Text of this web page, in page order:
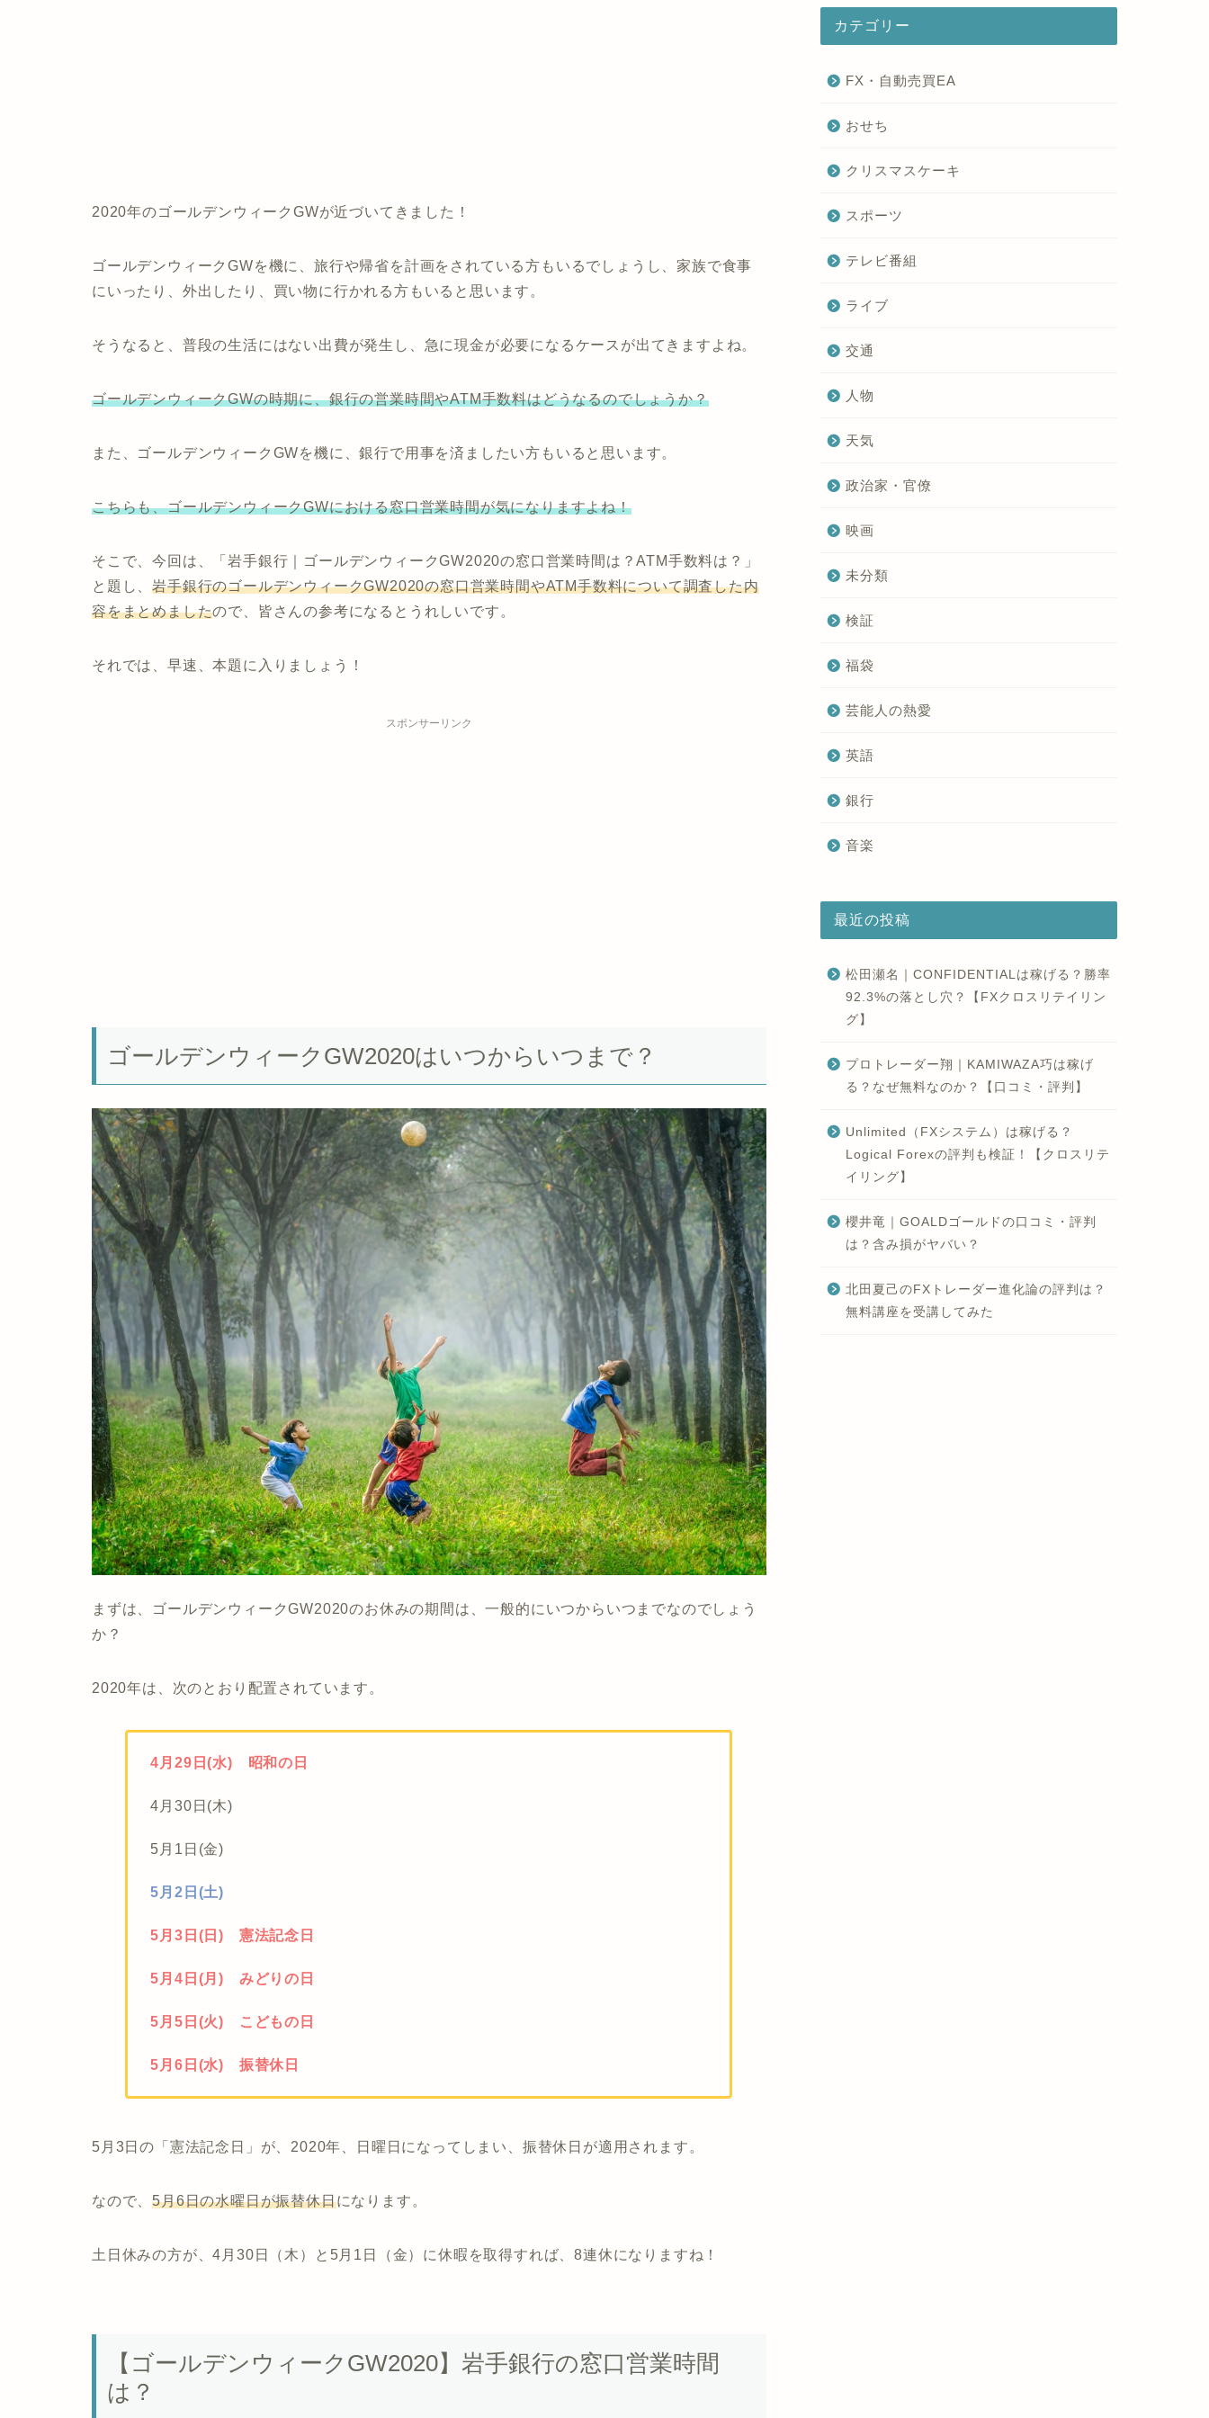
2020年のゴールデンウィークGWが近づいてきました！
ゴールデンウィークGWを機に、旅行や帰省を計画をされている方もいるでしょうし、家族で食事
にいったり、外出したり、買い物に行かれる方もいると思います。
そうなると、普段の生活にはない出費が発生し、急に現金が必要になるケースが出てきますよね。
ゴールデンウィークGWの時期に、銀行の営業時間やATM手数料はどうなるのでしょうか？
また、ゴールデンウィークGWを機に、銀行で用事を済ましたい方もいると思います。
こちらも、ゴールデンウィークGWにおける窓口営業時間が気になりますよね！
そこで、今回は、
「岩手銀行｜ゴールデンウィークGW2020の窓口営業時間は？ATM手数料は？」
と題し、岩手銀行のゴールデンウィークGW2020の窓口営業時間やATM手数料について調査した内
容をまとめましたので、皆さんの参考になるとうれしいです。
それでは、早速、本題に入りましょう！
スポンサーリンク
ゴールデンウィークGW2020はいつからいつまで？
まずは、ゴールデンウィークGW2020のお休みの期間は、一般的にいつからいつまでなのでしょう
か？
2020年は、次のとおり配置されています。
4月29日(水) 昭和の日
4月30日(木)
5月1日(金)
5月2日(土)
5月3日(日) 憲法記念日
5月4日(月) みどりの日
5月5日(火) こどもの日
5月6日(水) 振替休日
5月3日の「憲法記念日」が、2020年、日曜日になってしまい、振替休日が適用されます。
なので、5月6日の水曜日が振替休日になります。
土日休みの方が、4月30日（木）と5月1日（金）に休暇を取得すれば、8連休になりますね！
【ゴールデンウィークGW2020】岩手銀行の窓口営業時間
は？
カテゴリー
FX・自動売買EA
おせち
クリスマスケーキ
スポーツ
テレビ番組
ライブ
交通
人物
天気
政治家・官僚
映画
未分類
検証
福袋
芸能人の熱愛
英語
銀行
音楽
最近の投稿
松田瀬名｜CONFIDENTIALは稼げる？勝率
92.3%の落とし穴？【FXクロスリテイリン
グ】
プロトレーダー翔｜KAMIWAZA巧は稼げ
る？なぜ無料なのか？【口コミ・評判】
Unlimited（FXシステム）は稼げる？
Logical Forexの評判も検証！【クロスリテ
イリング】
櫻井竜｜GOALDゴールドの口コミ・評判
は？含み損がヤバい？
北田夏己のFXトレーダー進化論の評判は？
無料講座を受講してみた